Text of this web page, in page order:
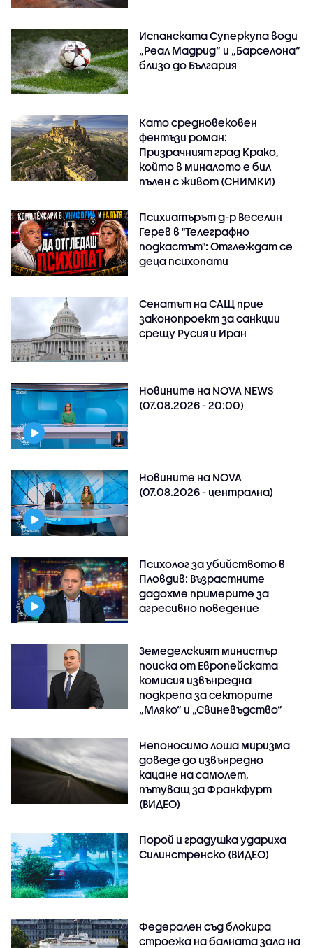
Испанската Суперкупа води
„Реал Мадрид“ и „Барселона“
близо до България
Като средновековен
фентъзи роман:
Призрачният град Крако,
който в миналото е бил
пълен с живот (СНИМКИ)
Психиатърът д-р Веселин
Герев в "Телеграфно
подкастът": Отглеждат се
деца психопати
Сенатът на САЩ прие
законопроект за санкции
срещу Русия и Иран
Новините на NOVA NEWS
(07.08.2026 - 20:00)
Новините на NOVA
(07.08.2026 - централна)
Психолог за убийството в
Пловдив: Възрастните
дадохме примерите за
агресивно поведение
Земеделският министър
поиска от Европейската
комисия извънредна
подкрепа за секторите
„Мляко“ и „Свиневъдство“
Непоносимо лоша миризма
доведе до извънредно
кацане на самолет,
пътуващ за Франкфурт
(ВИДЕО)
Порой и градушка удариха
Силинстренско (ВИДЕО)
Федерален съд блокира
строежа на балната зала на